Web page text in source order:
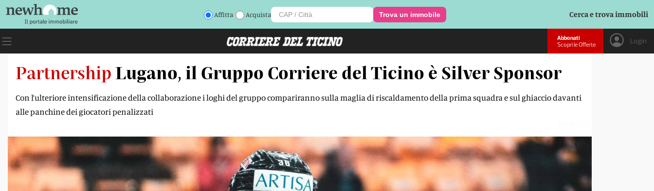
Affitta Acquista Trova un immobile Cerca e trova immobili
Abbonati
Scopri le Offerte
Login
Partnership Lugano, il Gruppo Corriere del Ticino è Silver Sponsor
Con l’ulteriore intensificazione della collaborazione i loghi del gruppo compariranno sulla maglia di riscaldamento della prima squadra e sul ghiaccio davanti
alle panchine dei giocatori penalizzati